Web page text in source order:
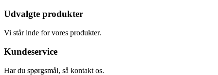
Udvalgte produkter
Vi står inde for vores produkter.
Kundeservice
Har du spørgsmål, så kontakt os.